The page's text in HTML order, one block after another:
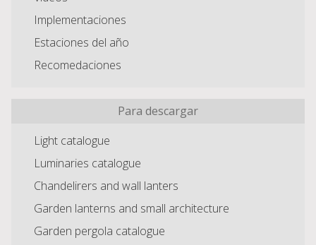
Implementaciones
Estaciones del año
Recomedaciones
Para descargar
Light catalogue
Luminaries catalogue
Chandelirers and wall lanters
Garden lanterns and small architecture
Garden pergola catalogue